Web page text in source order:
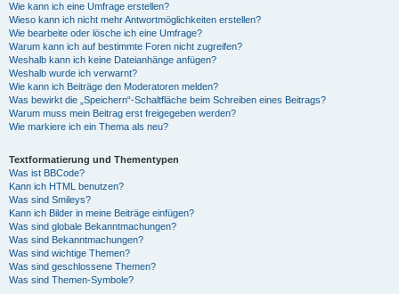
Wie kann ich eine Umfrage erstellen?
Wieso kann ich nicht mehr Antwortmöglichkeiten erstellen?
Wie bearbeite oder lösche ich eine Umfrage?
Warum kann ich auf bestimmte Foren nicht zugreifen?
Weshalb kann ich keine Dateianhänge anfügen?
Weshalb wurde ich verwarnt?
Wie kann ich Beiträge den Moderatoren melden?
Was bewirkt die „Speichern“-Schaltfläche beim Schreiben eines Beitrags?
Warum muss mein Beitrag erst freigegeben werden?
Wie markiere ich ein Thema als neu?
Textformatierung und Thementypen
Was ist BBCode?
Kann ich HTML benutzen?
Was sind Smileys?
Kann ich Bilder in meine Beiträge einfügen?
Was sind globale Bekanntmachungen?
Was sind Bekanntmachungen?
Was sind wichtige Themen?
Was sind geschlossene Themen?
Was sind Themen-Symbole?